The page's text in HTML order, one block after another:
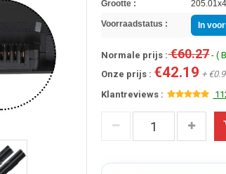
Grootte :
Voorraadstatus : In
Normale prijs :€60.27- (
Onze prijs : €42.19 +
Klantreviews :